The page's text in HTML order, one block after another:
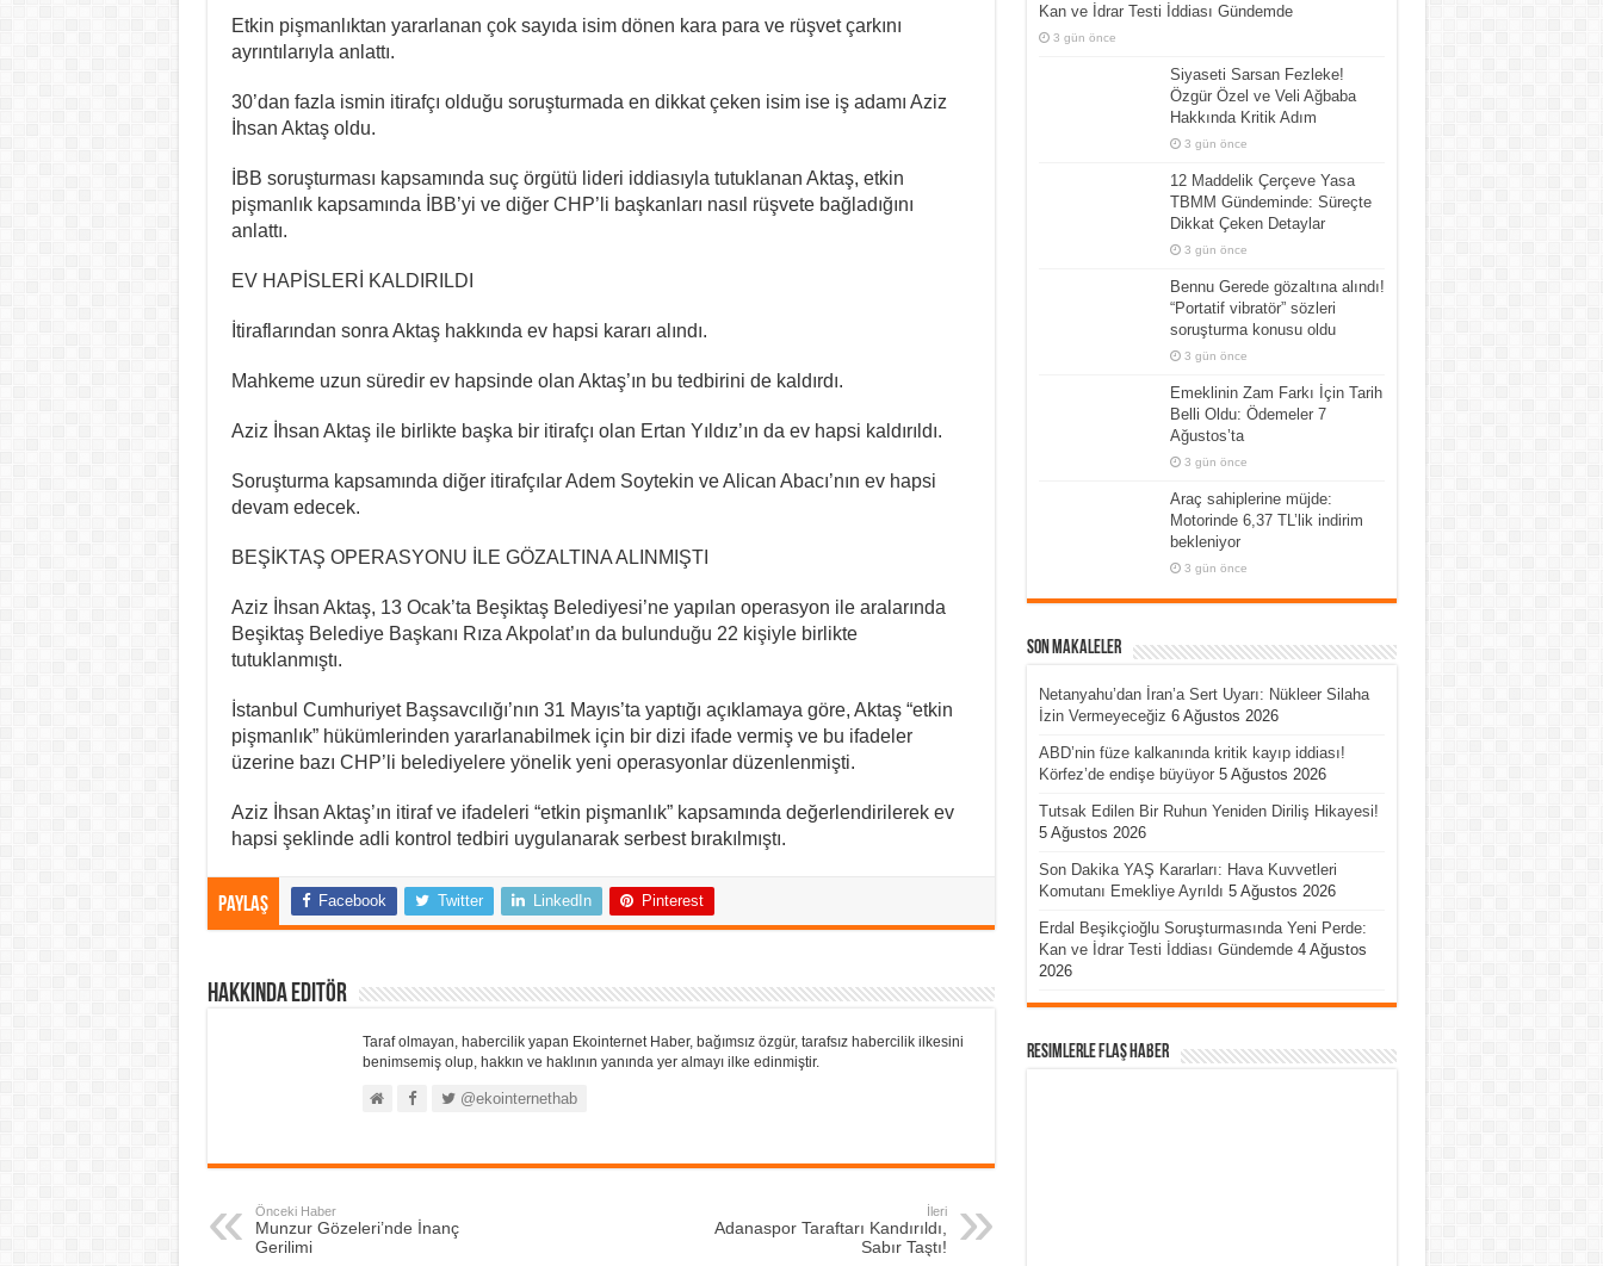
Etkin pişmanlıktan yararlanan çok sayıda isim dönen kara para ve rüşvet çarkını
ayrıntılarıyla anlattı.
30’dan fazla ismin itirafçı olduğu soruşturmada en dikkat çeken isim ise iş adamı Aziz
İhsan Aktaş oldu.
İBB soruşturması kapsamında suç örgütü lideri iddiasıyla tutuklanan Aktaş, etkin
pişmanlık kapsamında İBB’yi ve diğer CHP’li başkanları nasıl rüşvete bağladığını
anlattı.
EV HAPİSLERİ KALDIRILDI
İtiraflarından sonra Aktaş hakkında ev hapsi kararı alındı.
Mahkeme uzun süredir ev hapsinde olan Aktaş’ın bu tedbirini de kaldırdı.
Aziz İhsan Aktaş ile birlikte başka bir itirafçı olan Ertan Yıldız’ın da ev hapsi kaldırıldı.
Soruşturma kapsamında diğer itirafçılar Adem Soytekin ve Alican Abacı’nın ev hapsi
devam edecek.
BEŞİKTAŞ OPERASYONU İLE GÖZALTINA ALINMIŞTI
Aziz İhsan Aktaş, 13 Ocak’ta Beşiktaş Belediyesi’ne yapılan operasyon ile aralarında
Beşiktaş Belediye Başkanı Rıza Akpolat’ın da bulunduğu 22 kişiyle birlikte
tutuklanmıştı.
İstanbul Cumhuriyet Başsavcılığı’nın 31 Mayıs’ta yaptığı açıklamaya göre, Aktaş “etkin
pişmanlık” hükümlerinden yararlanabilmek için bir dizi ifade vermiş ve bu ifadeler
üzerine bazı CHP’li belediyelere yönelik yeni operasyonlar düzenlenmişti.
Aziz İhsan Aktaş’ın itiraf ve ifadeleri “etkin pişmanlık” kapsamında değerlendirilerek ev
hapsi şeklinde adli kontrol tedbiri uygulanarak serbest bırakılmıştı.
Paylaş Facebook Twitter LinkedIn Pinterest
Hakkında Editör
Taraf olmayan, habercilik yapan Ekointernet Haber, bağımsız özgür, tarafsız habercilik ilkesini
benimsemiş olup, hakkın ve haklının yanında yer almayı ilke edinmiştir.
@ekointernethab
Önceki Haber
Munzur Gözeleri’nde İnanç
Gerilimi
İleri
Adanaspor Taraftarı Kandırıldı,
Sabır Taştı!
Kan ve İdrar Testi İddiası Gündemde
3 gün önce
Siyaseti Sarsan Fezleke!
Özgür Özel ve Veli Ağbaba
Hakkında Kritik Adım
3 gün önce
12 Maddelik Çerçeve Yasa
TBMM Gündeminde: Süreçte
Dikkat Çeken Detaylar
3 gün önce
Bennu Gerede gözaltına alındı!
“Portatif vibratör” sözleri
soruşturma konusu oldu
3 gün önce
Emeklinin Zam Farkı İçin Tarih
Belli Oldu: Ödemeler 7
Ağustos’ta
3 gün önce
Araç sahiplerine müjde:
Motorinde 6,37 TL’lik indirim
bekleniyor
3 gün önce
Son Makaleler
Netanyahu’dan İran’a Sert Uyarı: Nükleer Silaha
İzin Vermeyeceğiz 6 Ağustos 2026
ABD’nin füze kalkanında kritik kayıp iddiası!
Körfez’de endişe büyüyor 5 Ağustos 2026
Tutsak Edilen Bir Ruhun Yeniden Diriliş Hikayesi!
5 Ağustos 2026
Son Dakika YAŞ Kararları: Hava Kuvvetleri
Komutanı Emekliye Ayrıldı 5 Ağustos 2026
Erdal Beşikçioğlu Soruşturmasında Yeni Perde:
Kan ve İdrar Testi İddiası Gündemde 4 Ağustos
2026
Resimlerle Flaş Haber